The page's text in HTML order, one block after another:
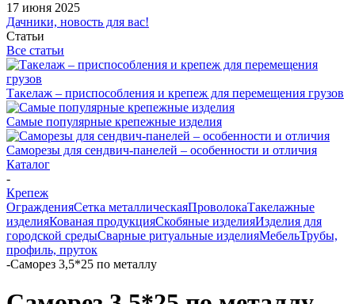
17 июня 2025
Дачники, новость для вас!
Статьи
Все статьи
Такелаж – приспособления и крепеж для перемещения грузов
Самые популярные крепежные изделия
Саморезы для сендвич-панелей – особенности и отличия
Каталог
-
Крепеж
ОгражденияСетка металлическаяПроволокаТакелажные
изделияКованая продукцияСкобяные изделияИзделия для
городской средыСварные ритуальные изделияМебельТрубы,
профиль, пруток
-Саморез 3,5*25 по металлу